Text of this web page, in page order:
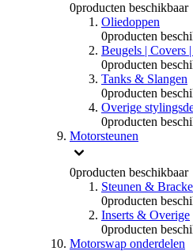
0producten beschikbaar
Oliedoppen
0producten
Beugels | Covers
0producten
Tanks & Slangen
0producten
Overige
0producten
Motorsteunen
0producten beschikbaar
Steunen &
0producten
Inserts & Overige
0producten
Motorswap onderdelen